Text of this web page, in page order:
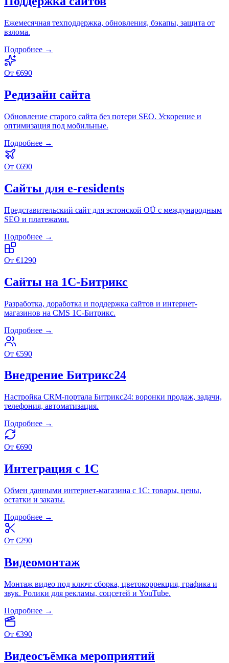
Ежемесячная техподдержка, обновления, бэкапы, защита от
взлома.
Подробнее →
От €690
Редизайн сайта
Обновление старого сайта без потери SEO. Ускорение и
оптимизация под мобильные.
Подробнее →
От €690
Сайты для e-residents
Представительский сайт для эстонской OÜ с международным
SEO и платежами.
Подробнее →
От €1290
Сайты на 1С-Битрикс
Разработка, доработка и поддержка сайтов и интернет-
магазинов на CMS 1С-Битрикс.
Подробнее →
От €590
Внедрение Битрикс24
Настройка CRM-портала Битрикс24: воронки продаж, задачи,
телефония, автоматизация.
Подробнее →
От €690
Интеграция с 1С
Обмен данными интернет-магазина с 1С: товары, цены,
остатки и заказы.
Подробнее →
От €290
Видеомонтаж
Монтаж видео под ключ: сборка, цветокоррекция, графика и
звук. Ролики для рекламы, соцсетей и YouTube.
Подробнее →
От €390
Видеосъёмка мероприятий